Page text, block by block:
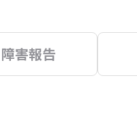
障害報告